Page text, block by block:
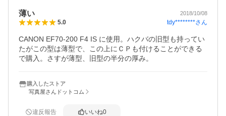
薄い 2018/10/08
5.0 tdy********さん
CANON EF70-200 F4 IS に使用。ハクバの旧型も持ってい
たがこの型は薄型で、この上にＣＰも付けることができる
で購入。さすが薄型、旧型の半分の厚み。
購入したストア
写真屋さんドットコム
違反報告 いいね0